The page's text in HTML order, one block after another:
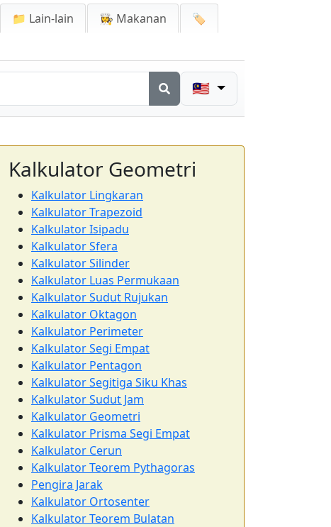
📁 Lain-lain 👩‍🍳 Makanan
🏷️
🇲🇾
Kalkulator Geometri
Kalkulator Lingkaran
Kalkulator Trapezoid
Kalkulator Isipadu
Kalkulator Sfera
Kalkulator Silinder
Kalkulator Luas Permukaan
Kalkulator Sudut Rujukan
Kalkulator Oktagon
Kalkulator Perimeter
Kalkulator Segi Empat
Kalkulator Pentagon
Kalkulator Segitiga Siku Khas
Kalkulator Sudut Jam
Kalkulator Geometri
Kalkulator Prisma Segi Empat
Kalkulator Cerun
Kalkulator Teorem Pythagoras
Pengira Jarak
Kalkulator Ortosenter
Kalkulator Teorem Bulatan